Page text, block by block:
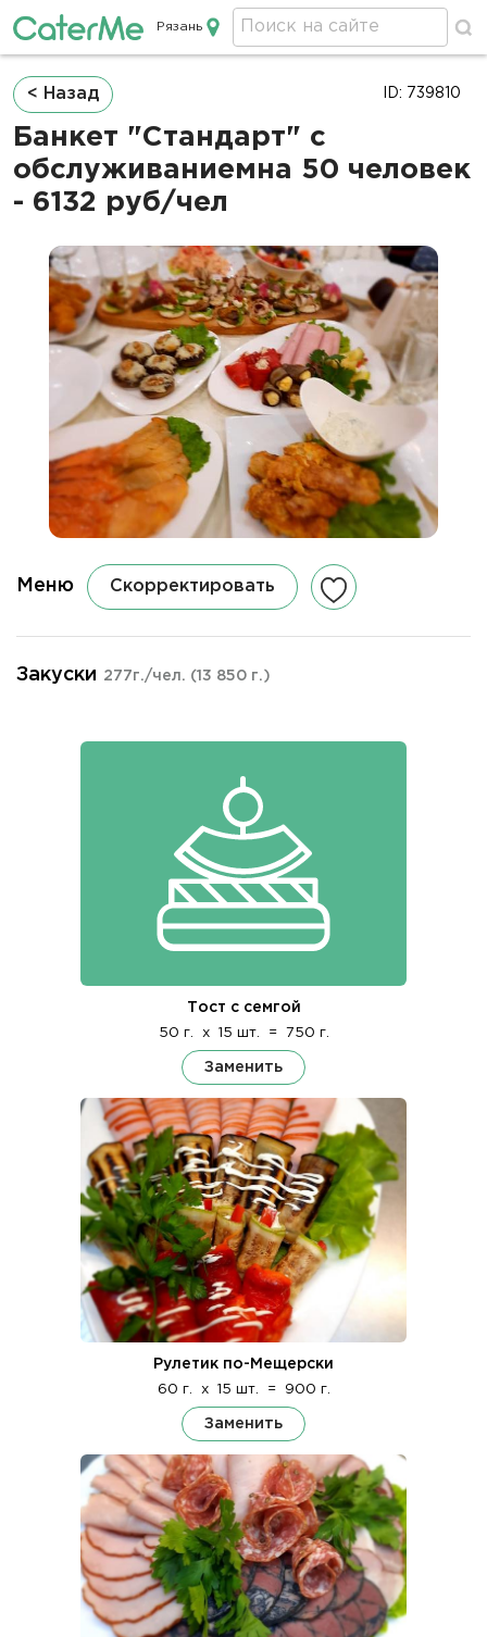
Кейтеринг в Рязани
Рязань
Строка
навигации
< Назад
Банкет "Стандарт" с
обслуживаниемна 50 человек
- 6132 руб/чел
ID: 739810
Меню Скорректировать
Закуски 277г./чел. (13 850 г.)
Тост с семгой
50 г. x 15 шт. = 750 г.
Заменить
Рулетик по-Мещерски
60 г. x 15 шт. = 900 г.
Заменить